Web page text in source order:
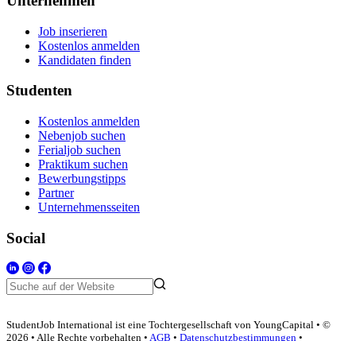
Job inserieren
Kostenlos anmelden
Kandidaten finden
Studenten
Kostenlos anmelden
Nebenjob suchen
Ferialjob suchen
Praktikum suchen
Bewerbungstipps
Partner
Unternehmensseiten
Social
StudentJob International ist eine Tochtergesellschaft von YoungCapital • ©
2026 • Alle Rechte vorbehalten • AGB • Datenschutzbestimmungen •